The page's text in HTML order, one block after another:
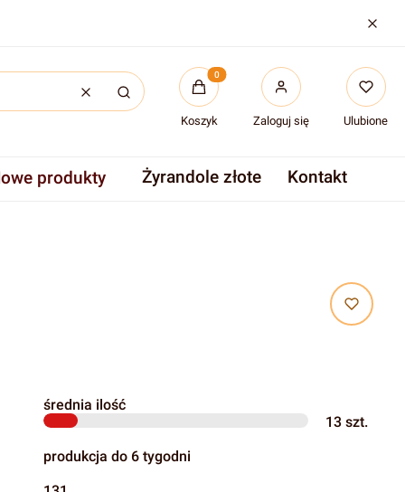
WyczyśćSzukaj
Produkty w koszyku: 0.
Koszyk Zaloguj się Ulubione
produkty Żyrandole złote Kontakt
średnia ilość
13 szt.
produkcja do 6 tygodni